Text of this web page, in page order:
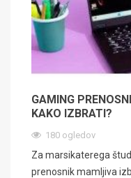
GAMING
KAKO IZBRATI?
180 ogledov
Za marsikaterega
prenosnik mamljiva